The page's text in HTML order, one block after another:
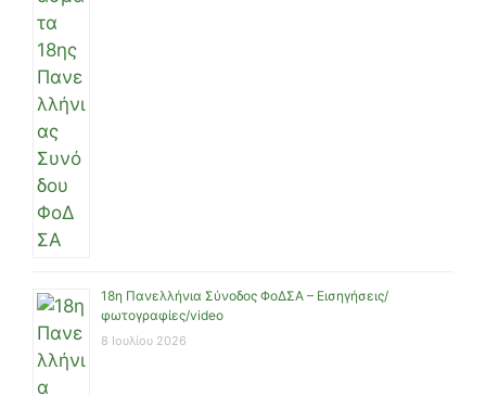
18η Πανελλήνια Σύνοδος ΦοΔΣΑ – Εισηγήσεις/
φωτογραφίες/video
8 Ιουλίου 2026